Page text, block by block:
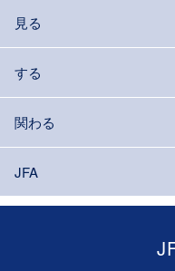
見る
する
関わる
JFA